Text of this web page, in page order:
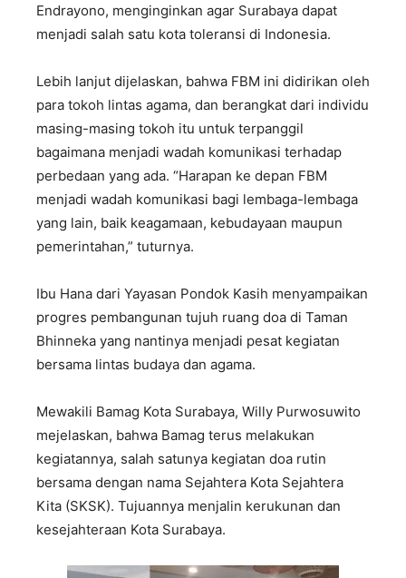
Endrayono, menginginkan agar Surabaya dapat
menjadi salah satu kota toleransi di Indonesia.
Lebih lanjut dijelaskan, bahwa FBM ini didirikan oleh
para tokoh lintas agama, dan berangkat dari individu
masing-masing tokoh itu untuk terpanggil
bagaimana menjadi wadah komunikasi terhadap
perbedaan yang ada. “Harapan ke depan FBM
menjadi wadah komunikasi bagi lembaga-lembaga
yang lain, baik keagamaan, kebudayaan maupun
pemerintahan,” tuturnya.
Ibu Hana dari Yayasan Pondok Kasih menyampaikan
progres pembangunan tujuh ruang doa di Taman
Bhinneka yang nantinya menjadi pesat kegiatan
bersama lintas budaya dan agama.
Mewakili Bamag Kota Surabaya, Willy Purwosuwito
mejelaskan, bahwa Bamag terus melakukan
kegiatannya, salah satunya kegiatan doa rutin
bersama dengan nama Sejahtera Kota Sejahtera
Kita (SKSK). Tujuannya menjalin kerukunan dan
kesejahteraan Kota Surabaya.